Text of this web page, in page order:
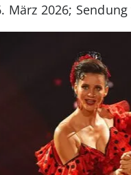
März 2026;